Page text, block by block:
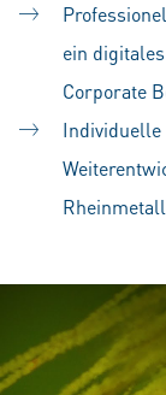
ein
Corporate